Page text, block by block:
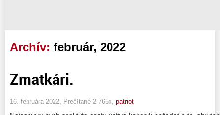
Archív: február, 2022
Zmatkári.
16. februára 2022, Prečítané 2 765x, patriot